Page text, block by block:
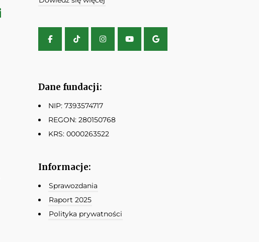
Dane fundacji:
NIP: 7393574717
REGON: 280150768
KRS: 0000263522
Informacje:
Sprawozdania
Raport 2025
Polityka prywatności